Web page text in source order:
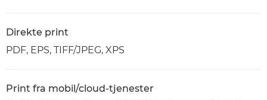
Direkte print
PDF, EPS, TIFF/JPEG, XPS
Print fra mobil/cloud-tjenester